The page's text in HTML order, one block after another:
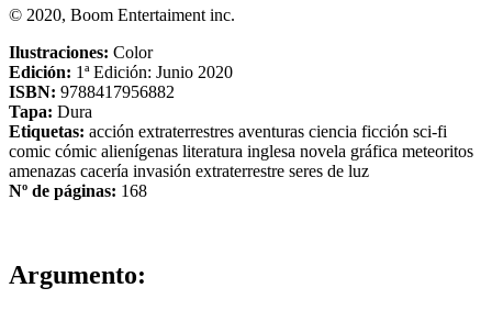
© 2020, Boom Entertaiment inc.
Ilustraciones: Color
Edición: 1ª Edición: Junio 2020
ISBN: 9788417956882
Tapa: Dura
Etiquetas: acción extraterrestres aventuras ciencia ficción sci-fi
comic cómic alienígenas literatura inglesa novela gráfica meteoritos
amenazas cacería invasión extraterrestre seres de luz
Nº de páginas: 168
Argumento: